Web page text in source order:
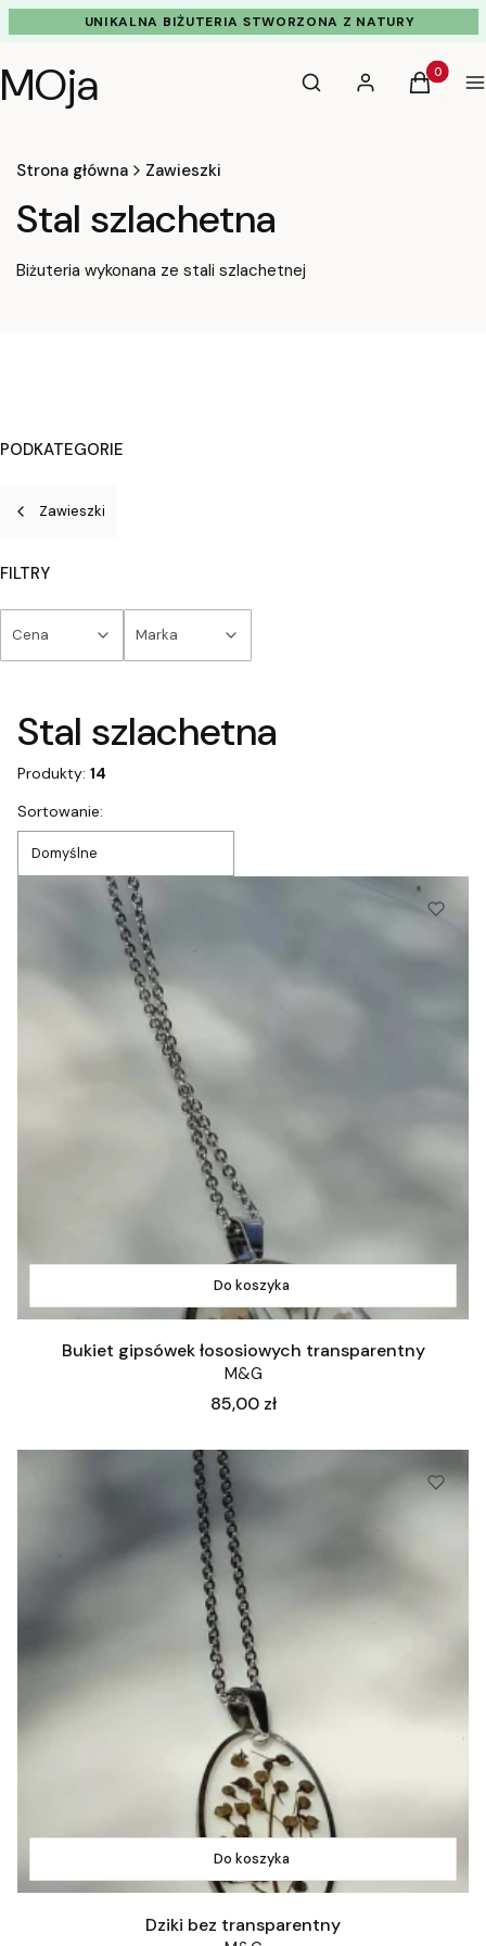
UNIKALNA BIŻUTERIA STWORZONA Z NATURY
MOja Otwórz wyszukiwarkę
Szukaj Zaloguj sięProdukty
Koszyk
Strona główna Zawieszki
Stal szlachetna
Biżuteria wykonana ze stali szlachetnej
PODKATEGORIE
Zawieszki
FILTRY
Cena Marka
Stal szlachetna
Produkty: 14
Lista produktów
Sortowanie:
Domyślne
Do koszyka
Bukiet gipsówek łososiowych transparentny
M&G
Cena
85,00 zł
Do koszyka
Dziki bez transparentny